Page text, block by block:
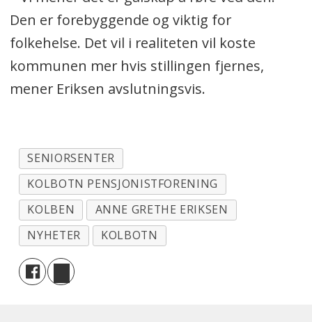
Den er forebyggende og viktig for
folkehelse. Det vil i realiteten vil koste
kommunen mer hvis stillingen fjernes,
mener Eriksen avslutningsvis.
SENIORSENTER
KOLBOTN PENSJONISTFORENING
KOLBEN
ANNE GRETHE ERIKSEN
NYHETER
KOLBOTN